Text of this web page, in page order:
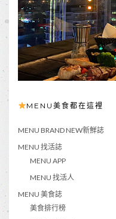
MENU美食都在這裡
MENU BRAND NEW新鮮誌
MENU 找活誌
MENU APP
MENU 找活人
MENU 美食誌
美食排行榜